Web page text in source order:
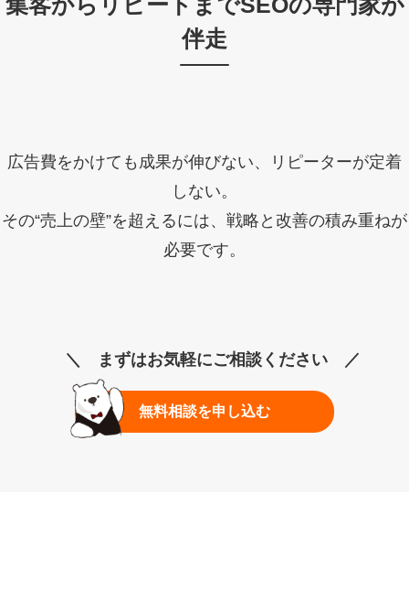
伴走
広告費をかけても成果が伸びない、リピーターが定着
しない。
その“売上の壁”を超えるには、戦略と改善の積み重ねが
必要です。
＼ まずはお気軽にご相談ください ／
無料相談を申し込む